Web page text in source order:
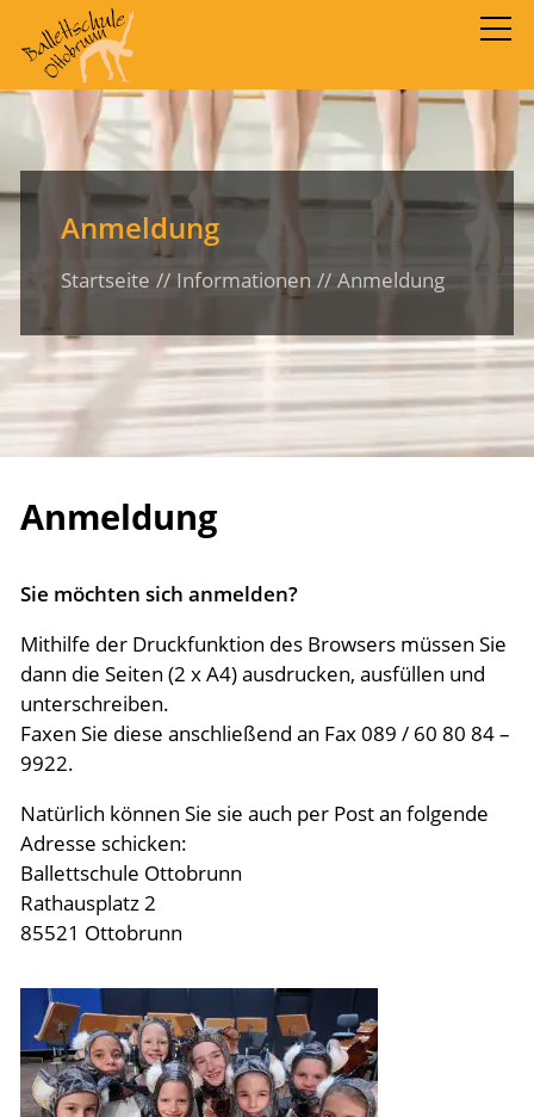
Startseite
Angebote
Mitglieder
Informationen
Preise
Stundenplan
Inszenierungen
Jobs
Anmeldung
Startseite Informationen Anmeldung
Anmeldung
Sie möchten sich anmelden?
Mithilfe der Druckfunktion des Browsers müssen Sie
dann die Seiten (2 x A4) ausdrucken, ausfüllen und
unterschreiben.
Faxen Sie diese anschließend an Fax 089 / 60 80 84 –
9922.
Natürlich können Sie sie auch per Post an folgende
Adresse schicken:
Ballettschule Ottobrunn
Rathausplatz 2
85521 Ottobrunn